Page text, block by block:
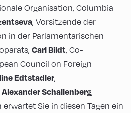
Organisation, Columbia
, Vorsitzende der
in der Parlamentarischen
Carl Bildt, Co-
Council on Foreign
Edtstadler,
Alexander Schallenberg,
Sie in diesen Tagen ein